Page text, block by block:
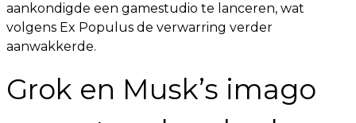
aankondigde een gamestudio te lanceren, wat
volgens Ex Populus de verwarring verder
aanwakkerde.
Grok en Musk’s imago